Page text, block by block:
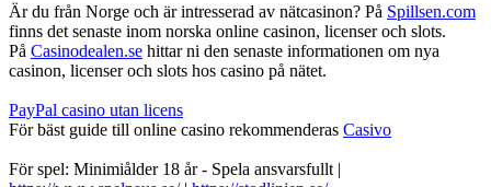
Är du från Norge och är intresserad av nätcasinon? På Spillsen.com
finns det senaste inom norska online casinon, licenser och slots.
På Casinodealen.se hittar ni den senaste informationen om nya
casinon, licenser och slots hos casino på nätet.
PayPal casino utan licens
För bäst guide till online casino rekommenderas Casivo
För spel: Minimiålder 18 år - Spela ansvarsfullt |